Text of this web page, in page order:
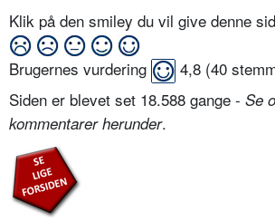
Klik på den smiley du vil give denne
Brugernes vurdering 4,8 (40
Siden er blevet set 18.588 gange - Se
kommentarer herunder.